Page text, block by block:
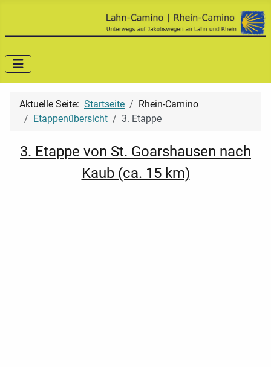
Aktuelle Seite: Startseite
Rhein-Camino
Etappenübersicht
3. Etappe
3. Etappe von St. Goarshausen nach
Kaub (ca. 15 km)